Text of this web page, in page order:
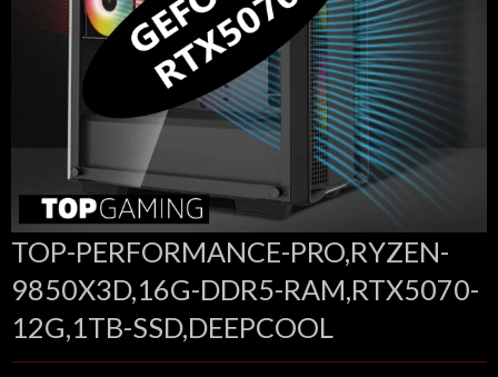
TOP-PERFORMANCE-PRO,RYZEN-
9850X3D,16G-DDR5-RAM,RTX5070-
12G,1TB-SSD,DEEPCOOL